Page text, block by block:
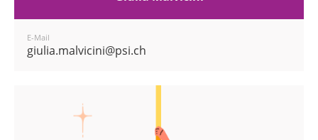
E-Mail
giulia.malvicini@psi.ch